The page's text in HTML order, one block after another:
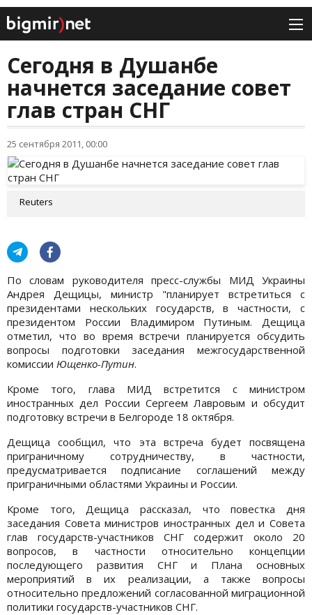
Сегодня в Душанбе
начнется заседание совет
глав стран СНГ
25 сентября 2011, 00:00
Reuters
По словам руководителя пресс-службы МИД Украины
Андрея Дещицы, министр "планирует встретиться с
президентами нескольких государств, в частности, с
президентом России Владимиром Путиным. Дещица
отметил, что во время встречи планируется обсудить
вопросы подготовки заседания межгосударственной
комиссии Ющенко-Путин.
Кроме того, глава МИД встретится с министром
иностранных дел России Сергеем Лавровым и обсудит
подготовку встречи в Белгороде 18 октября.
Дещица сообщил, что эта встреча будет посвящена
приграничному сотрудничеству, в частности,
предусматривается подписание соглашений между
приграничными областями Украины и России.
Кроме того, Дещица рассказал, что повестка дня
заседания Совета министров иностранных дел и Совета
глав государств-участников СНГ содержит около 20
вопросов, в частности относительно концепции
последующего развития СНГ и Плана основных
мероприятий в их реализации, а также вопросы
относительно предложений согласованной миграционной
политики государств-участников СНГ.